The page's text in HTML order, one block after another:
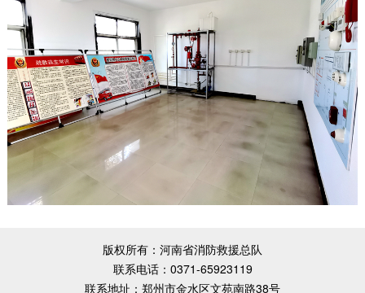
版权所有：河南省消防救援总队
联系电话：0371-65923119
联系地址：郑州市金水区文苑南路38号